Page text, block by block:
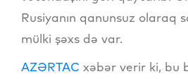
Rusiyanın qanunsuz olaraq
mülki şəxs də var.
AZƏRTAC xəbər verir ki, bu